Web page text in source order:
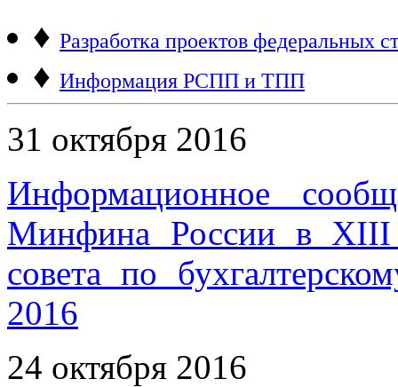
♦ Разработка проектов федеральных
♦ Информация РСПП и ТПП
31 октября 2016
Информационное
Минфина России в XIII
совета по
2016
24 октября 2016